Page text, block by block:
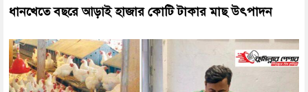
ধানখেতে বছরে আড়াই হাজার কোটি টাকার মাছ উৎপাদন